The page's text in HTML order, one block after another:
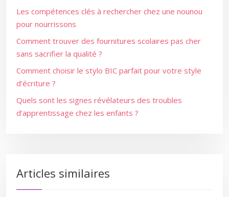
Les compétences clés à rechercher chez une nounou
pour nourrissons
Comment trouver des fournitures scolaires pas cher
sans sacrifier la qualité ?
Comment choisir le stylo BIC parfait pour votre style
d’écriture ?
Quels sont les signes révélateurs des troubles
d’apprentissage chez les enfants ?
Articles similaires